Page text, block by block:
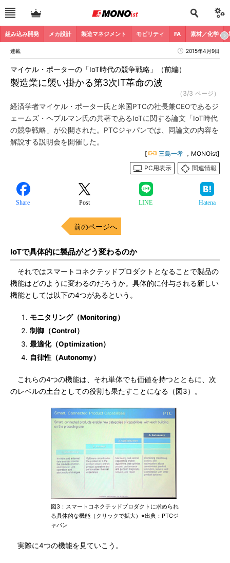
組み込み開発 メカ設計 製造マネジメント モビリティ FA 素材／化学
連載 2015年4月9日
製造業に襲い掛かる第3次IT革命の波
マイケル・ポーターの「IoT時代の競争戦略」（前編）
（3/3 ページ）
経済学者マイケル・ポーター氏と米国PTCの社長兼CEOであるジ
ェームズ・ヘプルマン氏の共著であるIoTに関する論文「IoT時代
の競争戦略」が公開された。PTCジャパンでは、同論文の内容を
解説する説明会を開催した。
[ 三島一孝 ，MONOist]
PC用表示
関連情報
Share Post LINE Hatena
前のページへ
IoTで具体的に製品がどう変わるのか
それではスマートコネクテッドプロダクトとなることで製品の
機能はどのように変わるのだろうか。具体的に付与される新しい
機能としては以下の4つがあるという。
モニタリング（Monitoring）
制御（Control）
最適化（Optimization）
自律性（Autonomy）
これらの4つの機能は、それ単体でも価値を持つとともに、次
のレベルの土台としての役割も果たすことになる（図3）。
図3：スマートコネクテッドプロダクトに求められ
る具体的な機能（クリックで拡大）※出典：PTCジ
ャパン
実際に4つの機能を見ていこう。